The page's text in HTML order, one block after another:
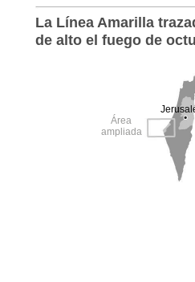
La Línea Amarilla
de alto el fuego de
Área
ampliada